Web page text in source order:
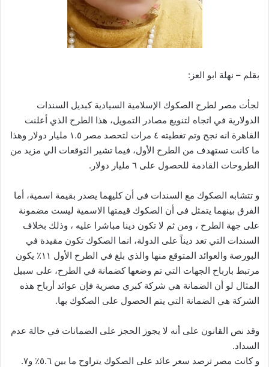
بقلم – نهلة ابو العز:
لجأت مصر لطرح الصكوك الإسلامية السيادية كبديل السندات
الدولارية في اتجاه لتنويع مصادر التمويل، هذا الطرح الذي أعلنت
القاهرة انه نجح وتم تغطيته ٤ مرات لتحصد مصر ١.٥ مليار دولار وهذا
ما كانت تستهدف من الطرح الأول، فيما تشير التوقعات الي مزيد من
الطروحات القادمة للحصول على ٦ مليار دولار.
و تتشابه الصكوك مع السندات فى أن كليهما يصدر بقيمة اسمية، أما
الفرق بينهما يتمثل فى أن الصكوك قيمتها الاسمية ليست مضمونة
على جهة الطرح ، ومن ثم لا تكون دينا مباشرا عليه ، وذلك بخلاف
السندات التي تعد ديناً على الدولة، انما الصكوك تكون مقيدة في
البورصة والعوائد المتوقع منها والذي بلغ في الطرح الأول ١١٪ يكون
مرتبط بارباح الجهات التي تم وضعها كضمانة في الطرح، على سبيل
المثال لو أن الضمانة هي شركة كبري مصرية فإن عوائد أرباح هذه
الشركة هي الضمانة التي يتم الحصول على الصكوك بها.
وقد نص القانون على أنه لا يجوز الحجز على الضمانات في حالة عدم
السداد.
و كانت مصر ترصد سعر عائد على الصكوك يتراوح ما بين ٥.٦٪ و٧.